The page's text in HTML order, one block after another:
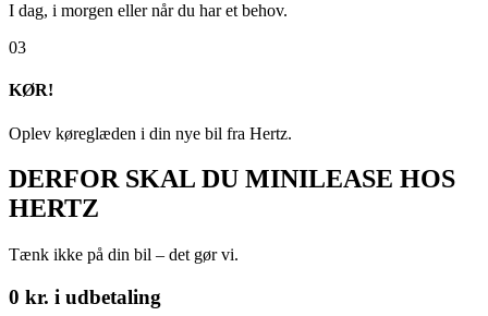
I dag, i morgen eller når du har et behov.
03
KØR!
Oplev køreglæden i din nye bil fra Hertz.
DERFOR SKAL DU MINILEASE HOS
HERTZ
Tænk ikke på din bil – det gør vi.
0 kr. i udbetaling